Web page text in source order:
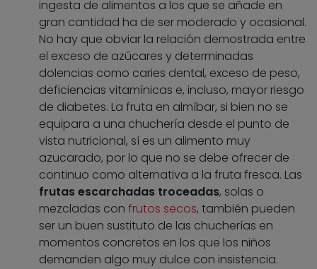
ingesta de alimentos a los que se añade en
gran cantidad ha de ser moderado y ocasional.
No hay que obviar la relación demostrada entre
el exceso de azúcares y determinadas
dolencias como caries dental, exceso de peso,
deficiencias vitamínicas e, incluso, mayor riesgo
de diabetes. La fruta en almíbar, si bien no se
equipara a una chuchería desde el punto de
vista nutricional, sí es un alimento muy
azucarado, por lo que no se debe ofrecer de
continuo como alternativa a la fruta fresca. Las
frutas escarchadas troceadas, solas o
mezcladas con frutos secos, también pueden
ser un buen sustituto de las chucherías en
momentos concretos en los que los niños
demanden algo muy dulce con insistencia.